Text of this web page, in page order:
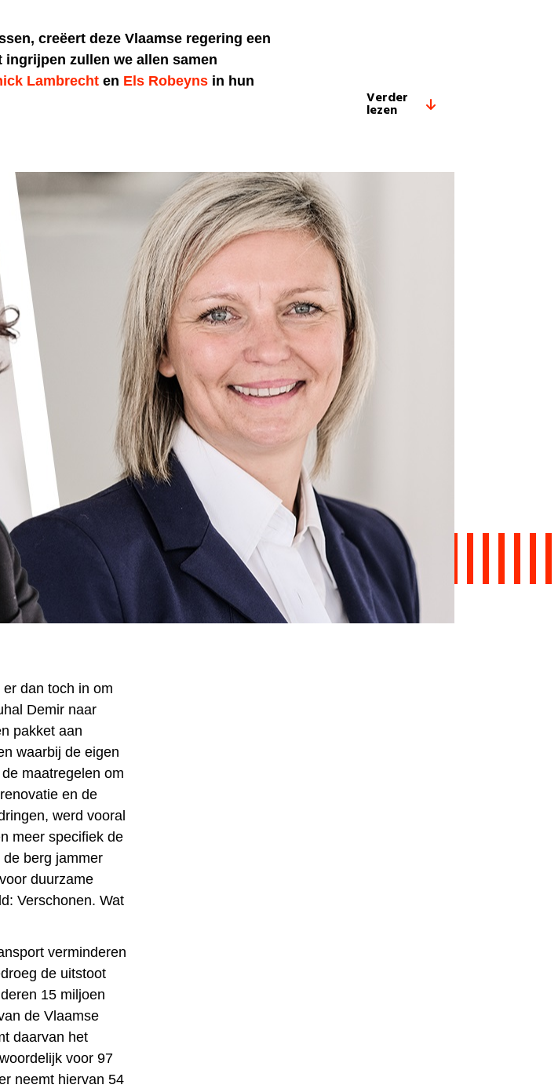
creëert deze Vlaamse regering een
zullen we allen samen
Lambrechten Els Robeynsin hun
Verder
lezen
dan toch in om
Demir naar
pakket aan
waarbij de eigen
maatregelen om
en de
werd vooral
meer specifiek de
berg jammer
duurzame
Verschonen. Wat
verminderen
de uitstoot
15 miljoen
de Vlaamse
daarvan het
voor 97
neemt hiervan 54